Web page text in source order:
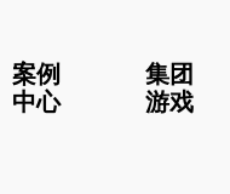
案例
中心
集团
游戏